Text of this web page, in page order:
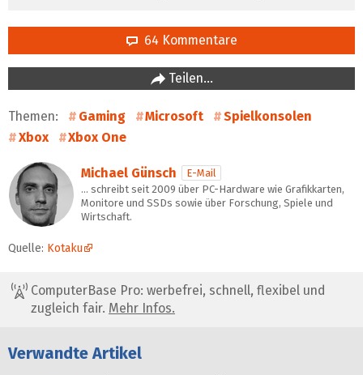
64 Kommentare
Teilen…
Themen: Gaming Microsoft
Spielkonsolen
Xbox
Xbox One
Michael Günsch
E-Mail
… schreibt seit 2009 über PC-Hardware wie Grafikkarten,
Monitore und SSDs sowie über Forschung, Spiele und
Wirtschaft.
Quelle: Kotaku
ComputerBase Pro: werbefrei, schnell, flexibel und
zugleich fair. Mehr Infos.
Verwandte Artikel